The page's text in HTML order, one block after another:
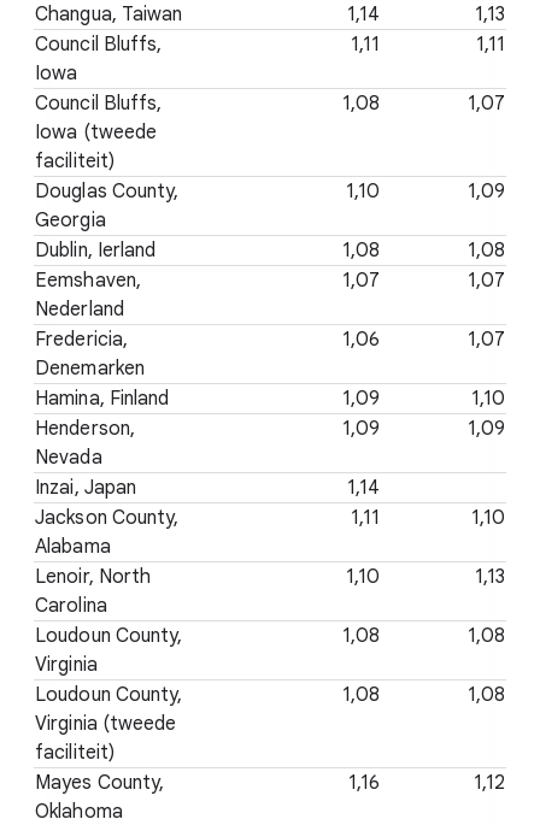
Changua, Taiwan 1,14
1,13
Council Bluffs,
Iowa
1,11 1,11
Council Bluffs,
Iowa (tweede
faciliteit)
1,08 1,07
Douglas County,
Georgia
1,10 1,09
Dublin, Ierland 1,08
1,08
Eemshaven,
Nederland
1,07 1,07
Fredericia,
Denemarken
1,06 1,07
Hamina, Finland 1,09
1,10
Henderson,
Nevada
1,09 1,09
Inzai, Japan
1,14
Jackson County,
Alabama
1,11 1,10
Lenoir, North
Carolina
1,10 1,13
Loudoun County,
Virginia
1,08 1,08
Loudoun County,
Virginia (tweede
faciliteit)
1,08 1,08
Mayes County,
Oklahoma
1,16 1,12